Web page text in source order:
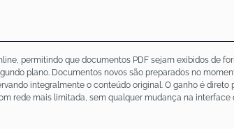
permitindo que documentos PDF sejam exibidos de
plano. Documentos novos são preparados no
integralmente o conteúdo original. O ganho é
rede mais limitada, sem qualquer mudança na